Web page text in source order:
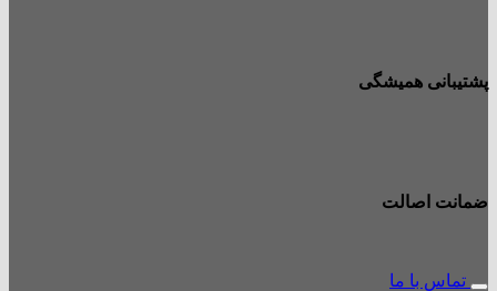
پشتیبانی همیشگی
ضمانت اصالت
تماس با ما